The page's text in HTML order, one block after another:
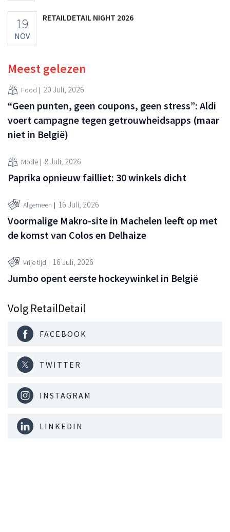
19
NOV
RETAILDETAIL NIGHT 2026
Meest gelezen
Food 20 Juli, 2026
“Geen punten, geen coupons, geen stress”: Aldi
voert campagne tegen getrouwheidsapps (maar
niet in België)
Mode 8 Juli, 2026
Paprika opnieuw failliet: 30 winkels dicht
Algemeen 16 Juli, 2026
Voormalige Makro-site in Machelen leeft op met
de komst van Colos en Delhaize
Vrije tijd 16 Juli, 2026
Jumbo opent eerste hockeywinkel in België
Volg RetailDetail
FACEBOOK
TWITTER
INSTAGRAM
LINKEDIN